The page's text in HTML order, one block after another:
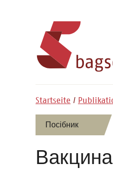
Startseite
Посібник